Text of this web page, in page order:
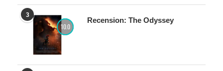
3
10.0
Recension: The Odyssey